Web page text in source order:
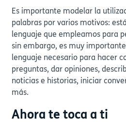
Es importante modelar la
palabras por varios motivos:
lenguaje que empleamos para
sin embargo, es muy
lenguaje necesario para hacer
preguntas, dar opiniones,
noticias e historias, iniciar
más.
Ahora te toca a ti